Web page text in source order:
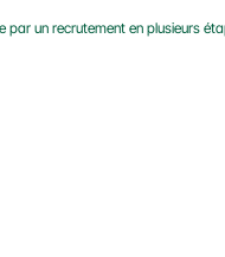
par un recrutement en plusieurs